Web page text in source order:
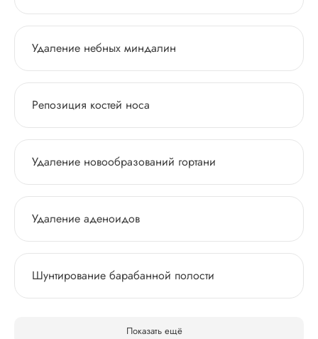
Удаление небных миндалин
Репозиция костей носа
Удаление новообразований гортани
Удаление аденоидов
Шунтирование барабанной полости
Показать ещё